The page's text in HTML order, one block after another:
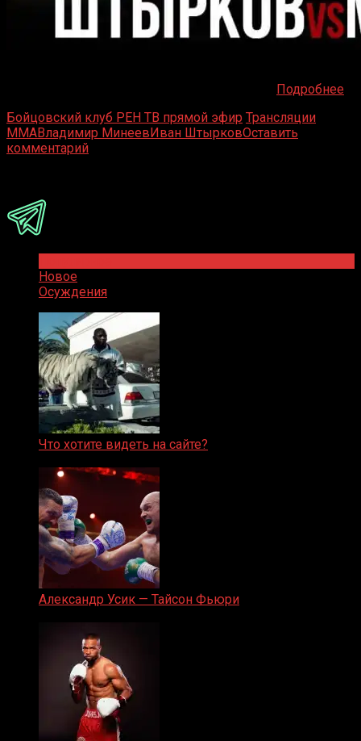
Подробнее
Бойцовский клуб РЕН ТВ прямой эфир Трансляции
MMAВладимир МинеевИван ШтырковОставить
комментарий
Новое
Осуждения
Что хотите видеть на сайте?
Александр Усик — Тайсон Фьюри